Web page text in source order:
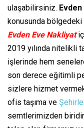
ulaşabilirsiniz.
konusunda
Evden Eve Nakliyat
2019 yılında nitelikli
işlerinde hem
son derece eğitimli
sizlere hizmet
ofis taşıma ve
semtlerimizden